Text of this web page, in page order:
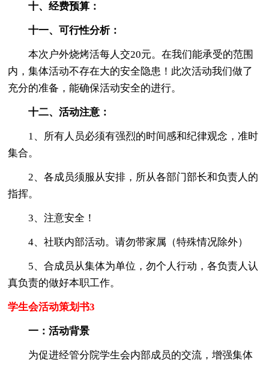
十、经费预算：
十一、可行性分析：
本次户外烧烤活每人交20元。在我们能承受的范围
内，集体活动不存在大的安全隐患！此次活动我们做了
充分的准备，能确保活动安全的进行。
十二、活动注意：
1、所有人员必须有强烈的时间感和纪律观念，准时
集合。
2、各成员须服从安排，所从各部门部长和负责人的
指挥。
3、注意安全！
4、社联内部活动。请勿带家属（特殊情况除外）
5、合成员从集体为单位，勿个人行动，各负责人认
真负责的做好本职工作。
学生会活动策划书3
一：活动背景
为促进经管分院学生会内部成员的交流，增强集体